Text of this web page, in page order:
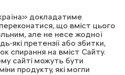
докладатиме
що вміст цього
але не несе жодної
які претензії або збитки,
спирання на вміст Сайту.
сайті можуть бути
продукту, які могли